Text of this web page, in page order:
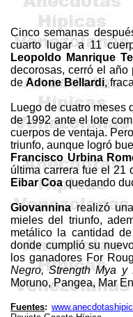
Cinco semanas
cuarto lugar a 11
Leopoldo Manrique
decorosas, cerró el año
deAdone Bellardi,
Luego de cuatro
de 1992 ante el lote
cuerpos de ventaja.
triunfo, aunque logró
Francisco Urbina
última carrera fue el 21
EibarCoaquedando
Giovanninarealizó
mieles del triunfo,
metálico la cantidad
donde cumplió su
los ganadoresFor
Negro, Strength Mya y
Moruno, Pangea, Mar
Fuentes: